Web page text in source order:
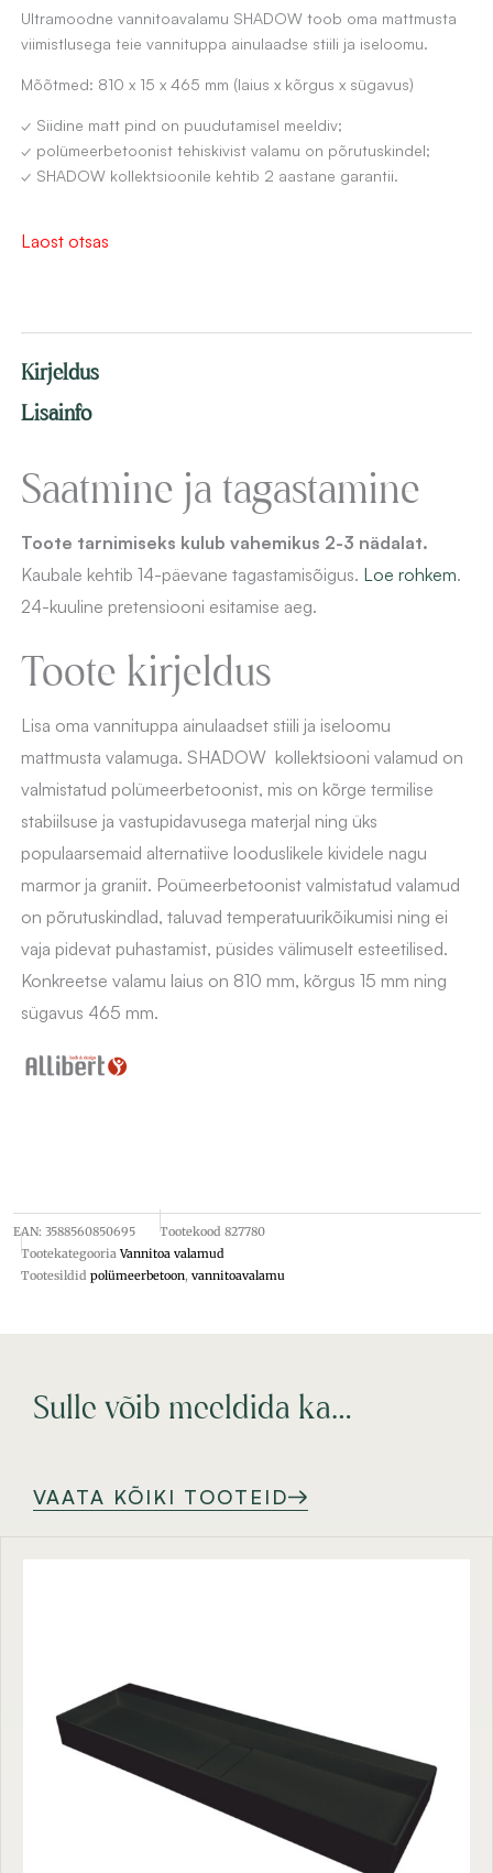
Ultramoodne vannitoavalamu SHADOW toob oma mattmusta
viimistlusega teie vannituppa ainulaadse stiili ja iseloomu.
Mõõtmed: 810 x 15 x 465 mm (laius x kõrgus x sügavus)
✓ Siidine matt pind on puudutamisel meeldiv;
✓ polümeerbetoonist tehiskivist valamu on põrutuskindel;
✓ SHADOW kollektsioonile kehtib 2 aastane garantii.
Laost otsas
Kirjeldus
Lisainfo
Saatmine ja tagastamine
Toote tarnimiseks kulub vahemikus 2-3 nädalat.
Kaubale kehtib 14-päevane tagastamisõigus. Loe rohkem.
24-kuuline pretensiooni esitamise aeg.
Toote kirjeldus
Lisa oma vannituppa ainulaadset stiili ja iseloomu
mattmusta valamuga. SHADOW kollektsiooni valamud on
valmistatud polümeerbetoonist, mis on kõrge termilise
stabiilsuse ja vastupidavusega materjal ning üks
populaarsemaid alternatiive looduslikele kividele nagu
marmor ja graniit. Poümeerbetoonist valmistatud valamud
on põrutuskindlad, taluvad temperatuurikõikumisi ning ei
vaja pidevat puhastamist, püsides välimuselt esteetilised.
Konkreetse valamu laius on 810 mm, kõrgus 15 mm ning
sügavus 465 mm.
EAN: 3588560850695 Tootekood 827780
Tootekategooria Vannitoa valamud
Tootesildid polümeerbetoon, vannitoavalamu
Sulle võib meeldida ka…
VAATA KÕIKI TOOTEID